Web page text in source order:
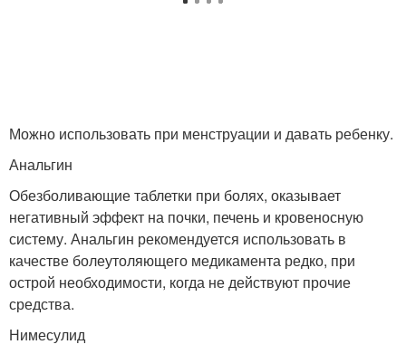
Можно использовать при менструации и давать ребенку.
Анальгин
Обезболивающие таблетки при болях, оказывает
негативный эффект на почки, печень и кровеносную
систему. Анальгин рекомендуется использовать в
качестве болеутоляющего медикамента редко, при
острой необходимости, когда не действуют прочие
средства.
Нимесулид